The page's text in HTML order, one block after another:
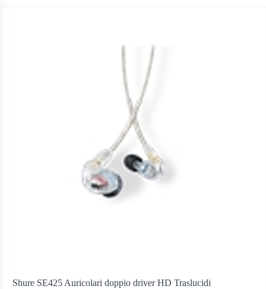
Shure SE425 Auricolari doppio driver HD Traslucidi